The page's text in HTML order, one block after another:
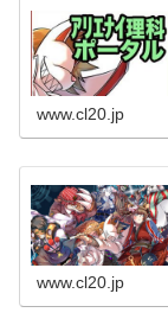
www.cl20.jp
www.cl20.jp